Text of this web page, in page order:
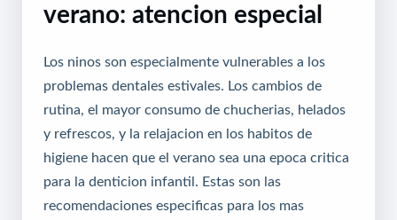
verano: atencion especial
Los ninos son especialmente vulnerables a los
problemas dentales estivales. Los cambios de
rutina, el mayor consumo de chucherias, helados
y refrescos, y la relajacion en los habitos de
higiene hacen que el verano sea una epoca critica
para la denticion infantil. Estas son las
recomendaciones especificas para los mas